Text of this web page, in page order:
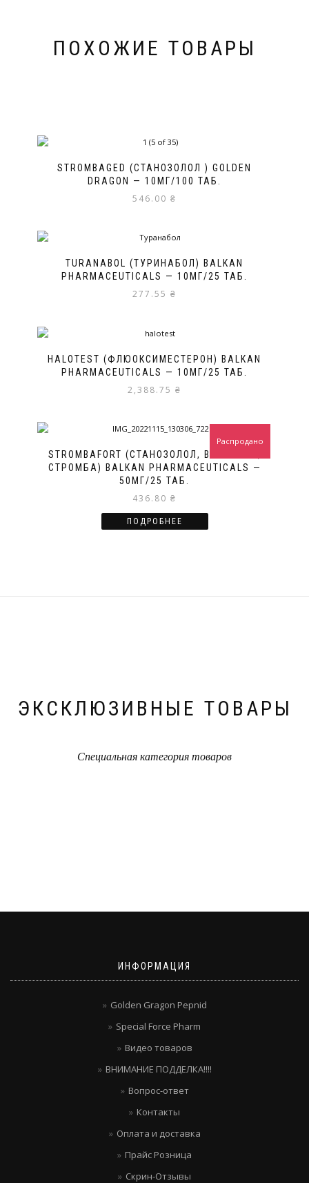
ПОХОЖИЕ ТОВАРЫ
STROMBAGED (СТАНОЗОЛОЛ ) GOLDEN
DRAGON — 10МГ/100 ТАБ.
546.00 ₴
TURANABOL (ТУРИНАБОЛ) BALKAN
PHARMACEUTICALS — 10МГ/25 ТАБ.
277.55 ₴
HALOTEST (ФЛЮОКСИМЕСТЕРОН) BALKAN
PHARMACEUTICALS — 10МГ/25 ТАБ.
2,388.75 ₴
STROMBAFORT (СТАНОЗОЛОЛ, ВИНСТРОЛ,
СТРОМБА) BALKAN PHARMACEUTICALS —
50МГ/25 ТАБ.
436.80 ₴
Распродано
ПОДРОБНЕЕ
ЭКСКЛЮЗИВНЫЕ ТОВАРЫ
Специальная категория товаров
ИНФОРМАЦИЯ
Golden Gragon Pepnid
Special Force Pharm
Видео товаров
ВНИМАНИЕ ПОДДЕЛКА!!!!
Вопрос-ответ
Контакты
Оплата и доставка
Прайс Розница
Скрин-Отзывы